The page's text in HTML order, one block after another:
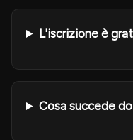
L'iscrizione è
Cosa succede